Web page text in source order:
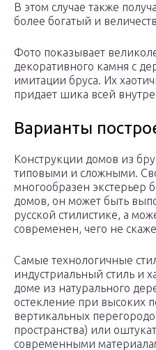
В этом случае также
более богатый и
Фото показывает
декоративного камня с
имитации бруса. Их
придает шика всей
Варианты
Конструкции домов из
типовыми и сложными.
многообразен экстерьер
домов, он может быть
русской стилистике, а
современен, чего не
Самые технологичные
индустриальный стиль и
доме из натурального
остекление при высоких
вертикальных
пространства) или
современными